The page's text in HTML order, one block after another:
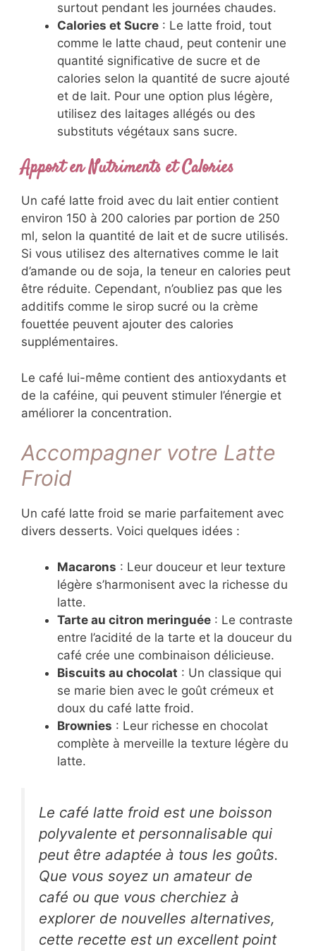
surtout pendant les journées chaudes.
Calories et Sucre : Le latte froid, tout
comme le latte chaud, peut contenir une
quantité significative de sucre et de
calories selon la quantité de sucre ajouté
et de lait. Pour une option plus légère,
utilisez des laitages allégés ou des
substituts végétaux sans sucre.
Apport en Nutriments et Calories
Un café latte froid avec du lait entier contient
environ 150 à 200 calories par portion de 250
ml, selon la quantité de lait et de sucre utilisés.
Si vous utilisez des alternatives comme le lait
d’amande ou de soja, la teneur en calories peut
être réduite. Cependant, n’oubliez pas que les
additifs comme le sirop sucré ou la crème
fouettée peuvent ajouter des calories
supplémentaires.
Le café lui-même contient des antioxydants et
de la caféine, qui peuvent stimuler l’énergie et
améliorer la concentration.
Accompagner votre Latte
Froid
Un café latte froid se marie parfaitement avec
divers desserts. Voici quelques idées :
Macarons : Leur douceur et leur texture
légère s’harmonisent avec la richesse du
latte.
Tarte au citron meringuée : Le contraste
entre l’acidité de la tarte et la douceur du
café crée une combinaison délicieuse.
Biscuits au chocolat : Un classique qui
se marie bien avec le goût crémeux et
doux du café latte froid.
Brownies : Leur richesse en chocolat
complète à merveille la texture légère du
latte.
Le café latte froid est une boisson
polyvalente et personnalisable qui
peut être adaptée à tous les goûts.
Que vous soyez un amateur de
café ou que vous cherchiez à
explorer de nouvelles alternatives,
cette recette est un excellent point